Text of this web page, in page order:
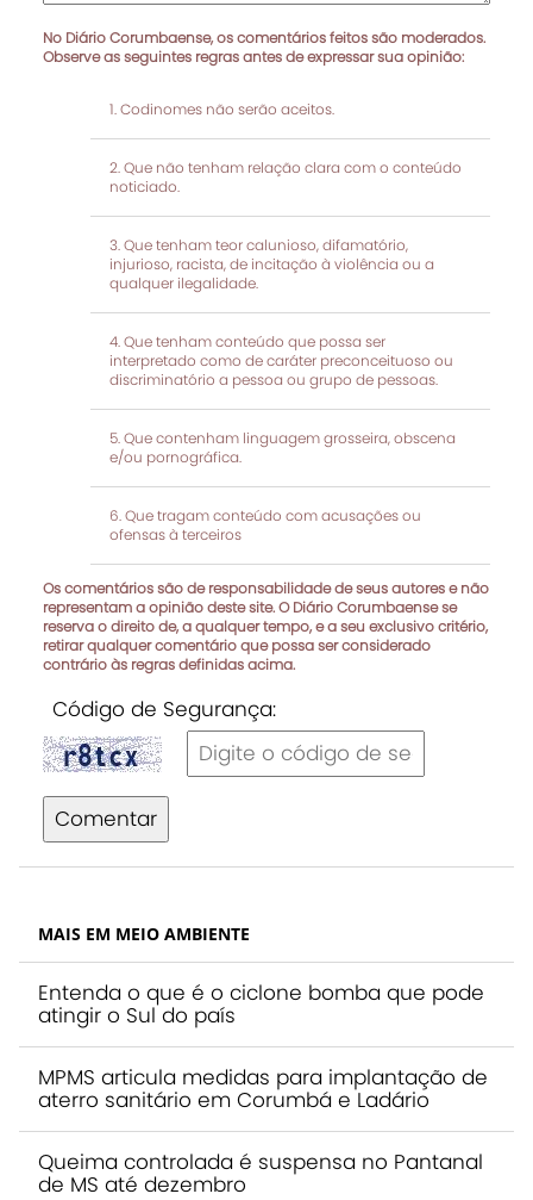
No Diário Corumbaense, os comentários feitos são moderados.
Observe as seguintes regras antes de expressar sua opinião:
Codinomes não serão aceitos.
Que não tenham relação clara com o conteúdo
noticiado.
Que tenham teor calunioso, difamatório,
injurioso, racista, de incitação à violência ou a
qualquer ilegalidade.
Que tenham conteúdo que possa ser
interpretado como de caráter preconceituoso ou
discriminatório a pessoa ou grupo de pessoas.
Que contenham linguagem grosseira, obscena
e/ou pornográfica.
Que tragam conteúdo com acusações ou
ofensas à terceiros
Os comentários são de responsabilidade de seus autores e não
representam a opinião deste site. O Diário Corumbaense se
reserva o direito de, a qualquer tempo, e a seu exclusivo critério,
retirar qualquer comentário que possa ser considerado
contrário às regras definidas acima.
Código de Segurança:
Comentar
MAIS EM MEIO AMBIENTE
Entenda o que é o ciclone bomba que pode
atingir o Sul do país
MPMS articula medidas para implantação de
aterro sanitário em Corumbá e Ladário
Queima controlada é suspensa no Pantanal
de MS até dezembro